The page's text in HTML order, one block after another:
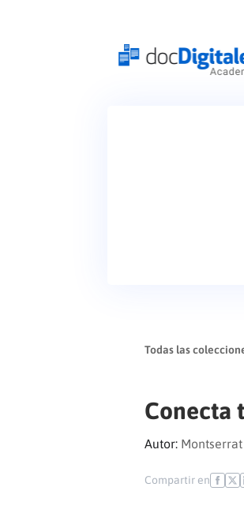
Todas las
Conecta
Autor:
Compartir en